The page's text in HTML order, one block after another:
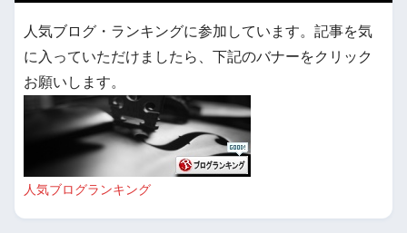
人気ブログ・ランキングに参加しています。記事を気
に入っていただけましたら、下記のバナーをクリック
お願いします。
人気ブログランキング